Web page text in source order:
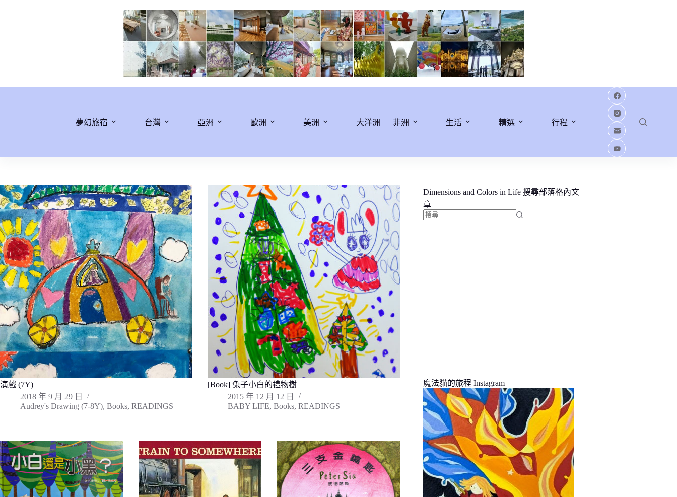
夢幻旅宿 台灣 亞洲 歐洲 美洲 大洋洲 非洲 生活 精選 行程
演戲 (7Y)
2018 年 9 月 29 日
Audrey's Drawing (7-8Y), Books, READINGS
[Book] 兔子小白的禮物樹
2015 年 12 月 12 日
BABY LIFE, Books, READINGS
Dimensions and Colors in Life 搜尋部落格內文
章
魔法貓的旅程 Instagram